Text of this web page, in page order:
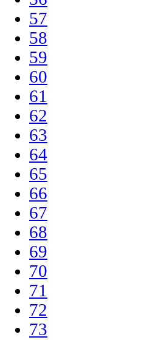
57
58
59
60
61
62
63
64
65
66
67
68
69
70
71
72
73